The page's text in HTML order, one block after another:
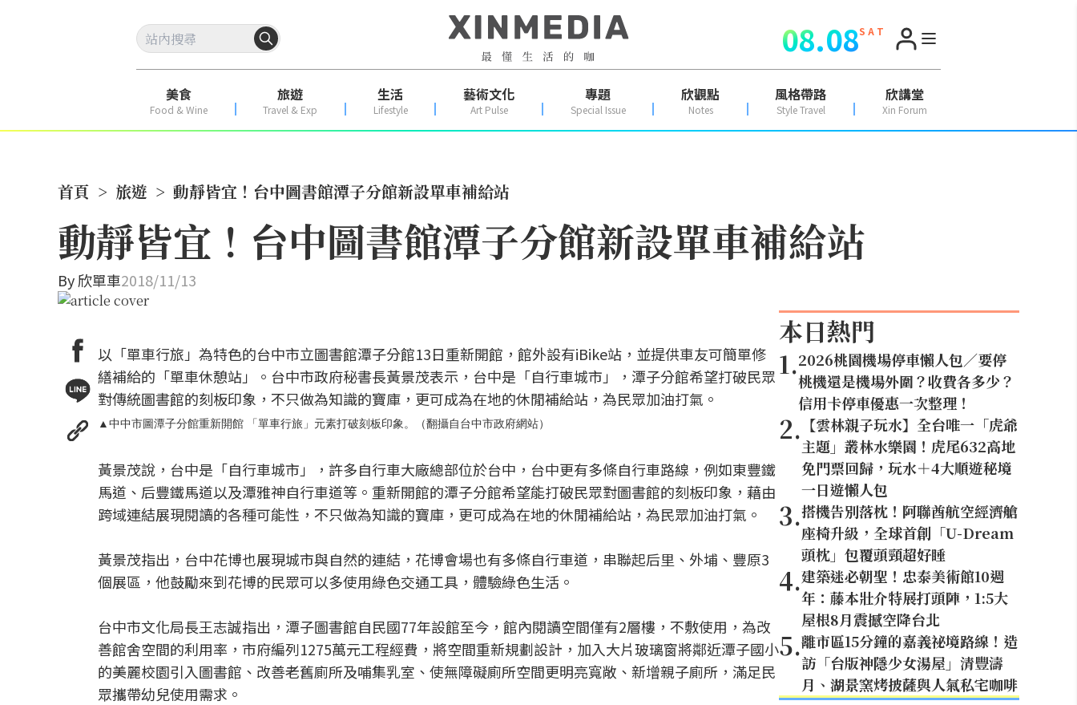
08.08S A T
美食
Food & Wine
旅遊
Travel & Exp
生活
Lifestyle
藝術文化
Art Pulse
專題
Special Issue
欣觀點
Notes
風格帶路
Style Travel
欣講堂
Xin Forum
首頁 > 旅遊 > 動靜皆宜！台中圖書館潭子分館新設單車補給站
動靜皆宜！台中圖書館潭子分館新設單車補給站
By欣單車2018/11/13
以「單車行旅」為特色的台中市立圖書館潭子分館13日重新開館，館外設有iBike站，並提供車友可簡單修
繕補給的「單車休憩站」。台中市政府秘書長黃景茂表示，台中是「自行車城市」，潭子分館希望打破民眾
對傳統圖書館的刻板印象，不只做為知識的寶庫，更可成為在地的休閒補給站，為民眾加油打氣。
▲中中市圖潭子分館重新開館 「單車行旅」元素打破刻板印象。（翻攝自台中市政府網站）
黃景茂說，台中是「自行車城市」，許多自行車大廠總部位於台中，台中更有多條自行車路線，例如東豐鐵
馬道、后豐鐵馬道以及潭雅神自行車道等。重新開館的潭子分館希望能打破民眾對圖書館的刻板印象，藉由
跨域連結展現閱讀的各種可能性，不只做為知識的寶庫，更可成為在地的休閒補給站，為民眾加油打氣。
黃景茂指出，台中花博也展現城市與自然的連結，花博會場也有多條自行車道，串聯起后里、外埔、豐原3
個展區，他鼓勵來到花博的民眾可以多使用綠色交通工具，體驗綠色生活。
台中市文化局長王志誠指出，潭子圖書館自民國77年設館至今，館內閱讀空間僅有2層樓，不敷使用，為改
善館舍空間的利用率，市府編列1275萬元工程經費，將空間重新規劃設計，加入大片玻璃窗將鄰近潭子國小
的美麗校園引入圖書館、改善老舊廁所及哺集乳室、使無障礙廁所空間更明亮寬敞、新增親子廁所，滿足民
眾攜帶幼兒使用需求。
本日熱門
1.2026桃園機場停車懶人包／要停
桃機還是機場外圍？收費各多少？
信用卡停車優惠一次整理！
2. 【雲林親子玩水】全台唯一「虎爺
主題」叢林水樂園！虎尾632高地
免門票回歸，玩水＋4大順遊秘境
一日遊懶人包
3.搭機告別落枕！阿聯酋航空經濟艙
座椅升級，全球首創「U-Dream
頭枕」包覆頭頸超好睡
4.建築迷必朝聖！忠泰美術館10週
年：藤本壯介特展打頭陣，1:5大
屋根8月震撼空降台北
5.離市區15分鐘的嘉義祕境路線！造
訪「台版神隱少女湯屋」清豐濤
月、湖景窯烤披薩與人氣私宅咖啡